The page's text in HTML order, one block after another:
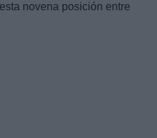
novena posición entre